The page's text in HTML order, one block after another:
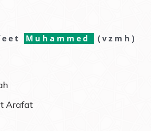
Muhammed (vzmh)
Arafat